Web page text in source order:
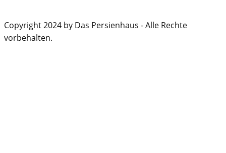
Copyright 2024 by Das Persienhaus - Alle Rechte
vorbehalten.